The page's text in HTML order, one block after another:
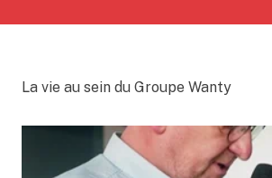
La vie au sein du Groupe Wanty